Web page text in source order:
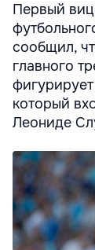
Первый
сообщил,
главного
который
Леониде